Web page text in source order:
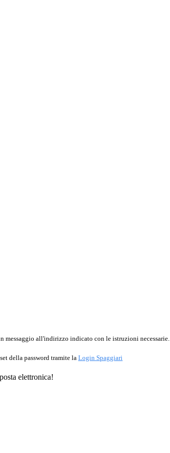
messaggio all'indirizzo indicato con le istruzioni necessarie.
della password tramite la Login Spaggiari
elettronica!